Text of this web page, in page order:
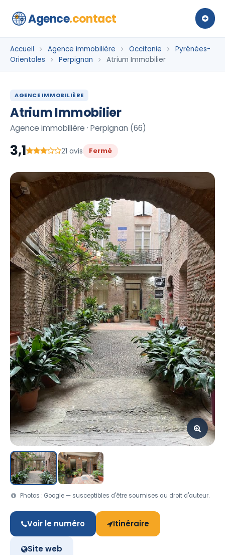
Agence.contact
Accueil Agence immobilière Occitanie
Pyrénées-
Orientales
Perpignan Atrium Immobilier
AGENCE IMMOBILIÈRE
Atrium Immobilier
Agence immobilière · Perpignan (66)
3,1 21 avis Fermé
Photos : Google — susceptibles d'être soumises au droit d'auteur.
Voir le numéro Itinéraire
Site web